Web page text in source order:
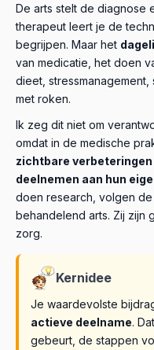
De arts stelt de diagnose
therapeut leert je de
begrijpen. Maar het
van medicatie, het doen
dieet,
met roken.
Ik zeg dit niet om
omdat in de medische
zichtbare
deelnemen aan hun
doen research, volgen
behandelend arts. Zij zijn
zorg.
Kernidee
Je waardevolste
actieve deelname.
gebeurt, de stappen